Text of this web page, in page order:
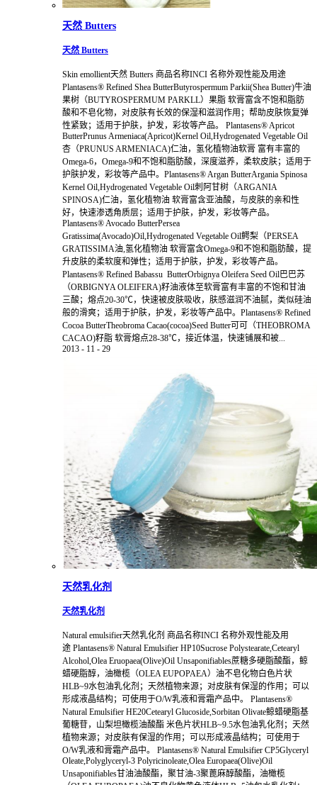
天然 Butters
天然 Butters
Skin emollient天然 Butters 商品名称INCI 名称外观性能及用途
Plantasens® Refined Shea ButterButyrospermum Parkii(Shea Butter)牛油
果树（BUTYROSPERMUM PARKLL）果脂 软膏富含不饱和脂肪
酸和不皂化物，对皮肤有长效的保湿和滋润作用；帮助皮肤恢复弹
性紧致；适用于护肤，护发，彩妆等产品。 Plantasens® Apricot
ButterPrunus Armeniaca(Apricot)Kernel Oil,Hydrogenated Vegetable Oil
杏（PRUNUS ARMENIACA)仁油，氢化植物油软膏 富有丰富的
Omega-6，Omega-9和不饱和脂肪酸，深度滋养，柔软皮肤；适用于
护肤护发，彩妆等产品中。Plantasens® Argan ButterArgania Spinosa
Kernel Oil,Hydrogenated Vegetable Oil刺阿甘树（ARGANIA
SPINOSA)仁油，氢化植物油 软膏富含亚油酸，与皮肤的亲和性
好，快速渗透角质层；适用于护肤，护发，彩妆等产品。
Plantasens® Avocado ButterPersea
Gratissima(Avocado)Oil,Hydrogenated Vegetable Oil鳄梨（PERSEA
GRATISSIMA油,氢化植物油 软膏富含Omega-9和不饱和脂肪酸，提
升皮肤的柔软度和弹性；适用于护肤，护发，彩妆等产品。
Plantasens® Refined Babassu ButterOrbignya Oleifera Seed Oil巴巴苏
（ORBIGNYA OLEIFERA)籽油液体至软膏富有丰富的不饱和甘油
三酸；熔点20-30℃，快速被皮肤吸收，肤感滋润不油腻，类似硅油
般的滑爽；适用于护肤，护发，彩妆等产品中。Plantasens® Refined
Cocoa ButterTheobroma Cacao(cocoa)Seed Butter可可（THEOBROMA
CACAO)籽脂 软膏熔点28-38℃，接近体温，快速铺展和被...
2013 - 11 - 29
天然乳化剂
天然乳化剂
Natural emulsifier天然乳化剂 商品名称INCI 名称外观性能及用
途 Plantasens® Natural Emulsifier HP10Sucrose Polystearate,Cetearyl
Alcohol,Olea Eruopaea(Olive)Oil Unsaponifiables蔗糖多硬脂酸酯，鲸
蜡硬脂醇，油橄榄（OLEA EUPOPAEA）油不皂化物白色片状
HLB~9水包油乳化剂；天然植物来源；对皮肤有保湿的作用；可以
形成液晶结构；可使用于O/W乳液和膏霜产品中。 Plantasens®
Natural Emulsifier HE20Cetearyl Glucoside,Sorbitan Olivate鲸蜡硬脂基
葡糖苷，山梨坦橄榄油酸酯 米色片状HLB~9.5水包油乳化剂；天然
植物来源；对皮肤有保湿的作用；可以形成液晶结构；可使用于
O/W乳液和膏霜产品中。 Plantasens® Natural Emulsifier CP5Glyceryl
Oleate,Polyglyceryl-3 Polyricinoleate,Olea Europaea(Olive)Oil
Unsaponifiables甘油油酸酯，聚甘油-3聚蓖麻醇酸酯，油橄榄